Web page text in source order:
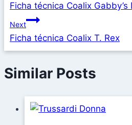
Ficha técnica Coalix Gabby’s
Next
Ficha técnica Coalix T. Rex
Similar Posts